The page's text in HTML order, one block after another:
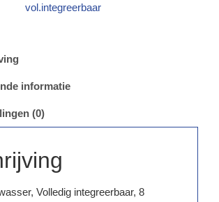
vol.integreerbaar
informatie
(0)
Volledig integreerbaar, 8